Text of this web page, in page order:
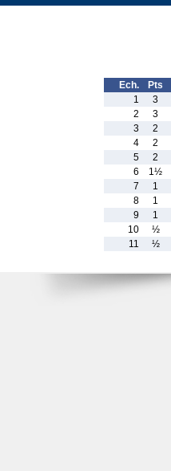
Ech. Pts
1
3
2
3
3
2
4
2
5
2
6
1½
7
1
8
1
9
1
10
½
11
½